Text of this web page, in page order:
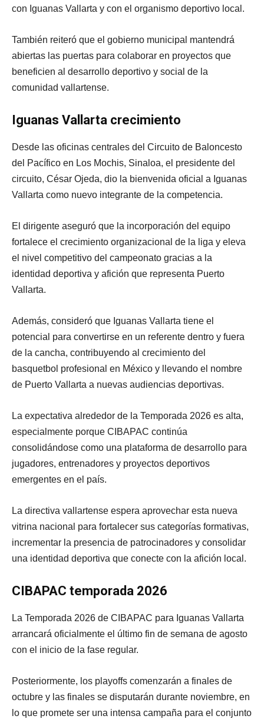
con Iguanas Vallarta y con el organismo deportivo local.
También reiteró que el gobierno municipal mantendrá
abiertas las puertas para colaborar en proyectos que
beneficien al desarrollo deportivo y social de la
comunidad vallartense.
Iguanas Vallarta crecimiento
Desde las oficinas centrales del Circuito de Baloncesto
del Pacífico en Los Mochis, Sinaloa, el presidente del
circuito, César Ojeda, dio la bienvenida oficial a Iguanas
Vallarta como nuevo integrante de la competencia.
El dirigente aseguró que la incorporación del equipo
fortalece el crecimiento organizacional de la liga y eleva
el nivel competitivo del campeonato gracias a la
identidad deportiva y afición que representa Puerto
Vallarta.
Además, consideró que Iguanas Vallarta tiene el
potencial para convertirse en un referente dentro y fuera
de la cancha, contribuyendo al crecimiento del
basquetbol profesional en México y llevando el nombre
de Puerto Vallarta a nuevas audiencias deportivas.
La expectativa alrededor de la Temporada 2026 es alta,
especialmente porque CIBAPAC continúa
consolidándose como una plataforma de desarrollo para
jugadores, entrenadores y proyectos deportivos
emergentes en el país.
La directiva vallartense espera aprovechar esta nueva
vitrina nacional para fortalecer sus categorías formativas,
incrementar la presencia de patrocinadores y consolidar
una identidad deportiva que conecte con la afición local.
CIBAPAC temporada 2026
La Temporada 2026 de CIBAPAC para Iguanas Vallarta
arrancará oficialmente el último fin de semana de agosto
con el inicio de la fase regular.
Posteriormente, los playoffs comenzarán a finales de
octubre y las finales se disputarán durante noviembre, en
lo que promete ser una intensa campaña para el conjunto